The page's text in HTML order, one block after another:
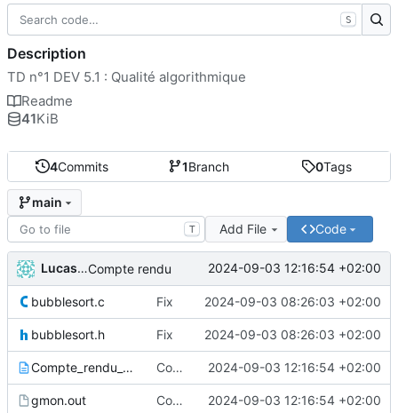
4Commits 1Branch 0Tags
main
T Add File Code
Lucas BERGER Compte rendu 2024-09-03 12:16:54 +02:00
bubblesort.c Fix 2024-09-03 08:26:03 +02:00
bubblesort.h Fix 2024-09-03 08:26:03 +02:00
Compte_rendu_Berger.txt Compte rendu 2024-09-03 12:16:54 +02:00
gmon.out Compte rendu 2024-09-03 12:16:54 +02:00
S
Description
TD n°1 DEV 5.1 : Qualité algorithmique
Readme
41KiB